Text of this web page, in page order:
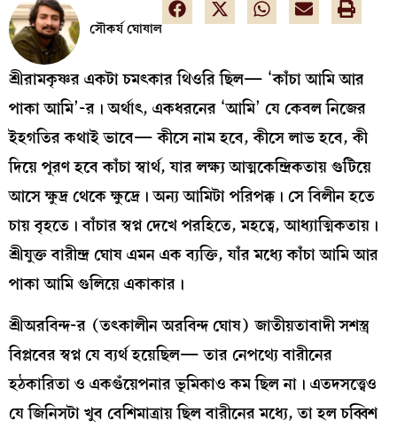
সৌকর্য ঘোষাল
শ্রীরামকৃষ্ণর একটা চমৎকার থিওরি ছিল— ‘কাঁচা আমি আর
পাকা আমি’-র। অর্থাৎ, একধরনের ‘আমি’ যে কেবল নিজের
ইহগতির কথাই ভাবে— কীসে নাম হবে, কীসে লাভ হবে, কী
দিয়ে পূরণ হবে কাঁচা স্বার্থ, যার লক্ষ্য আত্মকেন্দ্রিকতায় গুটিয়ে
আসে ক্ষুদ্র থেকে ক্ষুদ্রে। অন্য আমিটা পরিপক্ক। সে বিলীন হতে
চায় বৃহতে। বাঁচার স্বপ্ন দেখে পরহিতে, মহত্বে, আধ্যাত্মিকতায়।
শ্রীযুক্ত বারীন্দ্র ঘোষ এমন এক ব্যক্তি, যাঁর মধ্যে কাঁচা আমি আর
পাকা আমি গুলিয়ে একাকার।
শ্রীঅরবিন্দ-র (তৎকালীন অরবিন্দ ঘোষ) জাতীয়তাবাদী সশস্ত্র
বিপ্লবের স্বপ্ন যে ব্যর্থ হয়েছিল— তার নেপথ্যে বারীনের
হঠকারিতা ও একগুঁয়েপনার ভূমিকাও কম ছিল না। এতদসত্ত্বেও
যে জিনিসটা খুব বেশিমাত্রায় ছিল বারীনের মধ্যে, তা হল চব্বিশ